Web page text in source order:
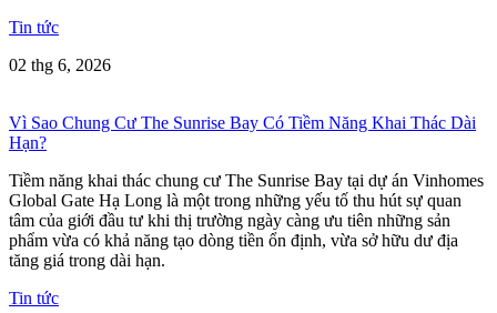
Tin tức
02 thg 6, 2026
Vì Sao Chung Cư The Sunrise Bay Có Tiềm Năng Khai Thác Dài
Hạn?
Tiềm năng khai thác chung cư The Sunrise Bay tại dự án Vinhomes
Global Gate Hạ Long là một trong những yếu tố thu hút sự quan
tâm của giới đầu tư khi thị trường ngày càng ưu tiên những sản
phẩm vừa có khả năng tạo dòng tiền ổn định, vừa sở hữu dư địa
tăng giá trong dài hạn.
Tin tức